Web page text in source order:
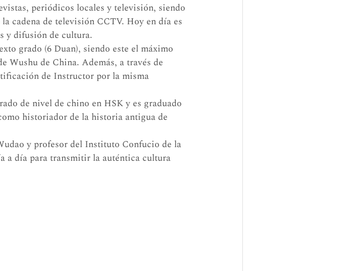
cadena de televisión CCTV. Hoy en día es
y difusión de cultura.
grado (6 Duan), siendo este el máximo
de China. Además, a través de
de Instructor por la misma
de nivel de chino en HSK y es graduado
historiador de la historia antigua de
y profesor del Instituto Confucio de la
a día para transmitir la auténtica cultura